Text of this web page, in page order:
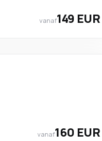
vanaf149 EUR
vanaf160 EUR